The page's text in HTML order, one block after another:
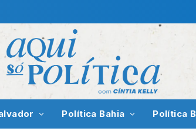
Política Bahia Política